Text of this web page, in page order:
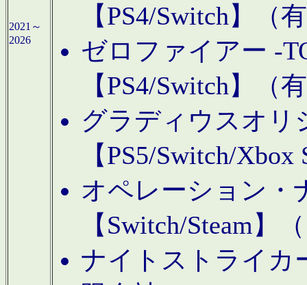
2021～
2026
【PS4/Switch】（
ゼロファイアー -
【PS4/Switch】（
グラディウスオリ
【PS5/Switch/
オペレーション・
【Switch/Steam】
ナイトストライカ